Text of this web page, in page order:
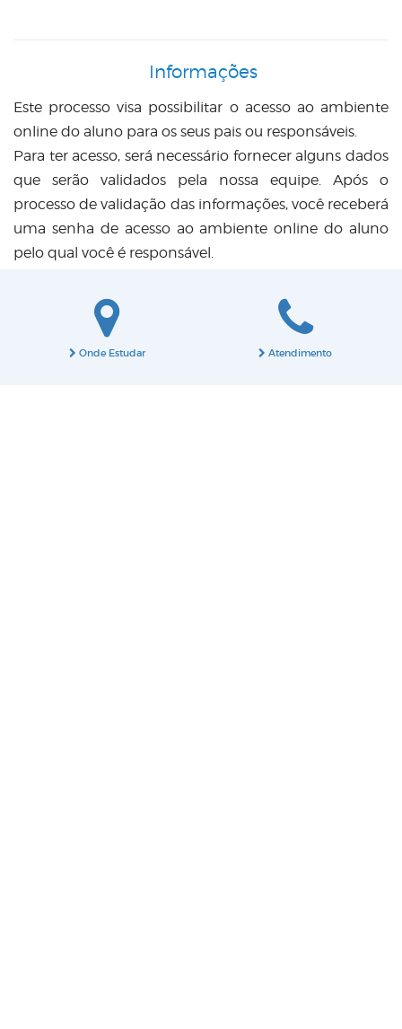
Informações
Este processo visa possibilitar o acesso ao ambiente
online do aluno para os seus pais ou responsáveis.
Para ter acesso, será necessário fornecer alguns dados
que serão validados pela nossa equipe. Após o
processo de validação das informações, você receberá
uma senha de acesso ao ambiente online do aluno
pelo qual você é responsável.
Onde Estudar Atendimento